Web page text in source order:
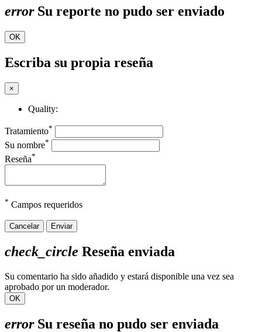
errorSu reporte no pudo ser enviado
OK
Escriba su propia reseña
×
Quality:
Tratamiento*
Su nombre*
Reseña*
* Campos requeridos
Cancelar Enviar
check_circle Reseña enviada
Su comentario ha sido añadido y estará disponible una vez sea
aprobado por un moderador.
OK
errorSu reseña no pudo ser enviada